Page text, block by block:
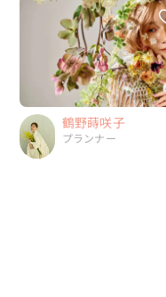
鶴野蒔咲子
プランナー